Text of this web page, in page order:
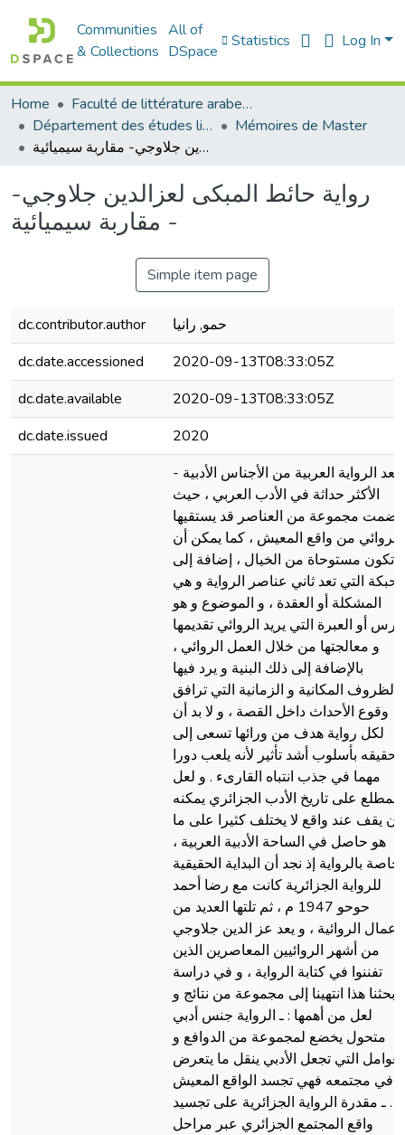
Communities
& Collections
All of
DSpace
Statistics Log In
Home
Faculté de littérature arabe et des arts
Département des études littéraires et critiques
Mémoires de Master
رواية حائط المبكى لعزالدين جلاوجي- مقاربة سيميائية -
رواية حائط المبكى لعزالدين جلاوجي-
مقاربة سيميائية -
Simple item page
dc.contributor.author
حمو, رانيا
dc.date.accessioned
2020-09-13T08:33:05Z
dc.date.available
2020-09-13T08:33:05Z
dc.date.issued
2020
- تعد الرواية العربية من الأجناس الأدبية
الأكثر حداثة في الأدب العربي ، حيث
ضمت مجموعة من العناصر قد يستقيها
الروائي من واقع المعيش ، كما يمكن أن
تكون مستوحاة من الخيال ، إضافة إلى
الحبكة التي تعد ثاني عناصر الرواية و هي
المشكلة أو العقدة ، و الموضوع و هو
أو العبرة التي يريد الروائي تقديمها
و معالجتها من خلال العمل الروائي ،
بالإضافة إلى ذلك البنية و يرد فيها
الظروف المكانية و الزمانية التي ترافق
وقوع الأحداث داخل القصة ، و لا بد أن
لكل رواية هدف من ورائها تسعى إلى
تحقيقه بأسلوب أشد تأثير لأنه يلعب دورا
مهما في جذب انتباه القارىء . و لعل
المطلع على تاريخ الأدب الجزائري يمكنه
أن يقف عند واقع لا يختلف كثيرا على ما
هو حاصل في الساحة الأدبية العربية ،
خاصة بالرواية إذ نجد أن البداية الحقيقية
للرواية الجزائرية كانت مع رضا أحمد
حوحو 1947 م ، ثم تلتها العديد من
الروائية ، و يعد عز الدين جلاوجي
من أشهر الروائيين المعاصرين الذين
تفننوا في كتابة الرواية ، و في دراسة
بحثنا هذا انتهينا إلى مجموعة من نتائج و
لعل من أهمها : ـ الرواية جنس أدبي
متحول يخضع لمجموعة من الدوافع و
التي تجعل الأدبي ينقل ما يتعرض
في مجتمعه فهي تجسد الواقع المعيش
. ـ مقدرة الرواية الجزائرية على تجسيد
واقع المجتمع الجزائري عبر مراحل